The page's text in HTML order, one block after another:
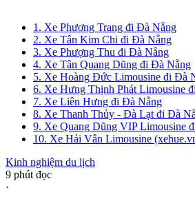
1. Xe Phương Trang đi Đà Nẵng
2. Xe Tân Kim Chi đi Đà Nẵng
3. Xe Phượng Thu đi Đà Nẵng
4. Xe Tân Quang Dũng đi Đà Nẵng
5. Xe Hoàng Đức Limousine đi Đà
6. Xe Hưng Thịnh Phát Limousine
7. Xe Liên Hưng đi Đà Nẵng
8. Xe Thanh Thủy - Đà Lạt đi Đà
9. Xe Quang Dũng VIP Limousine
10. Xe Hải Vân Limousine
Kinh nghiệm du lịch
9 phút đọc
·